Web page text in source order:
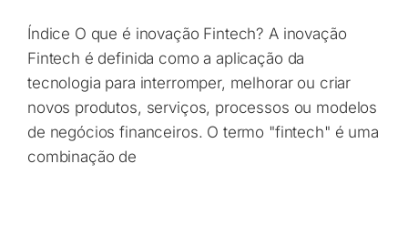
Índice O que é inovação Fintech? A inovação
Fintech é definida como a aplicação da
tecnologia para interromper, melhorar ou criar
novos produtos, serviços, processos ou modelos
de negócios financeiros. O termo "fintech" é uma
combinação de